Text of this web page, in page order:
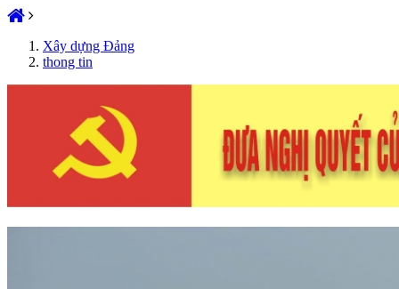
Xây dựng Đảng
thong tin